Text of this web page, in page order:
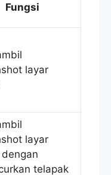
Fungsi
layar
layar
telapak